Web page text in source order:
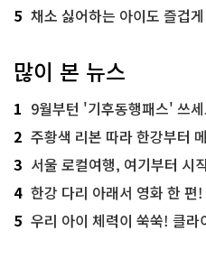
5 채소 싫어하는 아이도 즐겁게 냠냠
많이 본 뉴스
1 9월부턴 '기후동행패스' 쓰
2 주황색 리본 따라 한강부터 메타세
3 서울 로컬여행, 여기부터 시
4 한강 다리 아래서 영화 한
5 우리 아이 체력이 쑥쑥! 클라